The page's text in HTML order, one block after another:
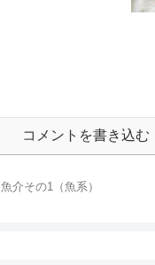
コメントを書き込む
魚介その1（魚系）